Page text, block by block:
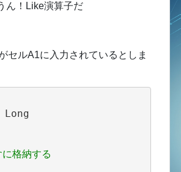
！Like演算子だ
セルA1に入力されているとしま
Long
格納する